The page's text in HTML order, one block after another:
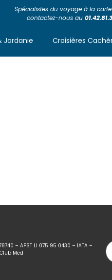
Spécialistes du voyage à la
contactez-nous au
Jordanie Croisières
– APST LI 075 95 0430 – IATA –
Med